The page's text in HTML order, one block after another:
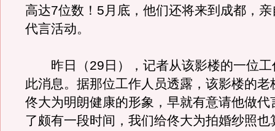
高达7位数！5月底，他们还将来到成都，
代言活动。
昨日（29日），记者从该影楼的一位工
此消息。据那位工作人员透露，该影楼的老
佟大为明朗健康的形象，早就有意请他做代
了颇有一段时间，我们给佟大为拍婚纱照也